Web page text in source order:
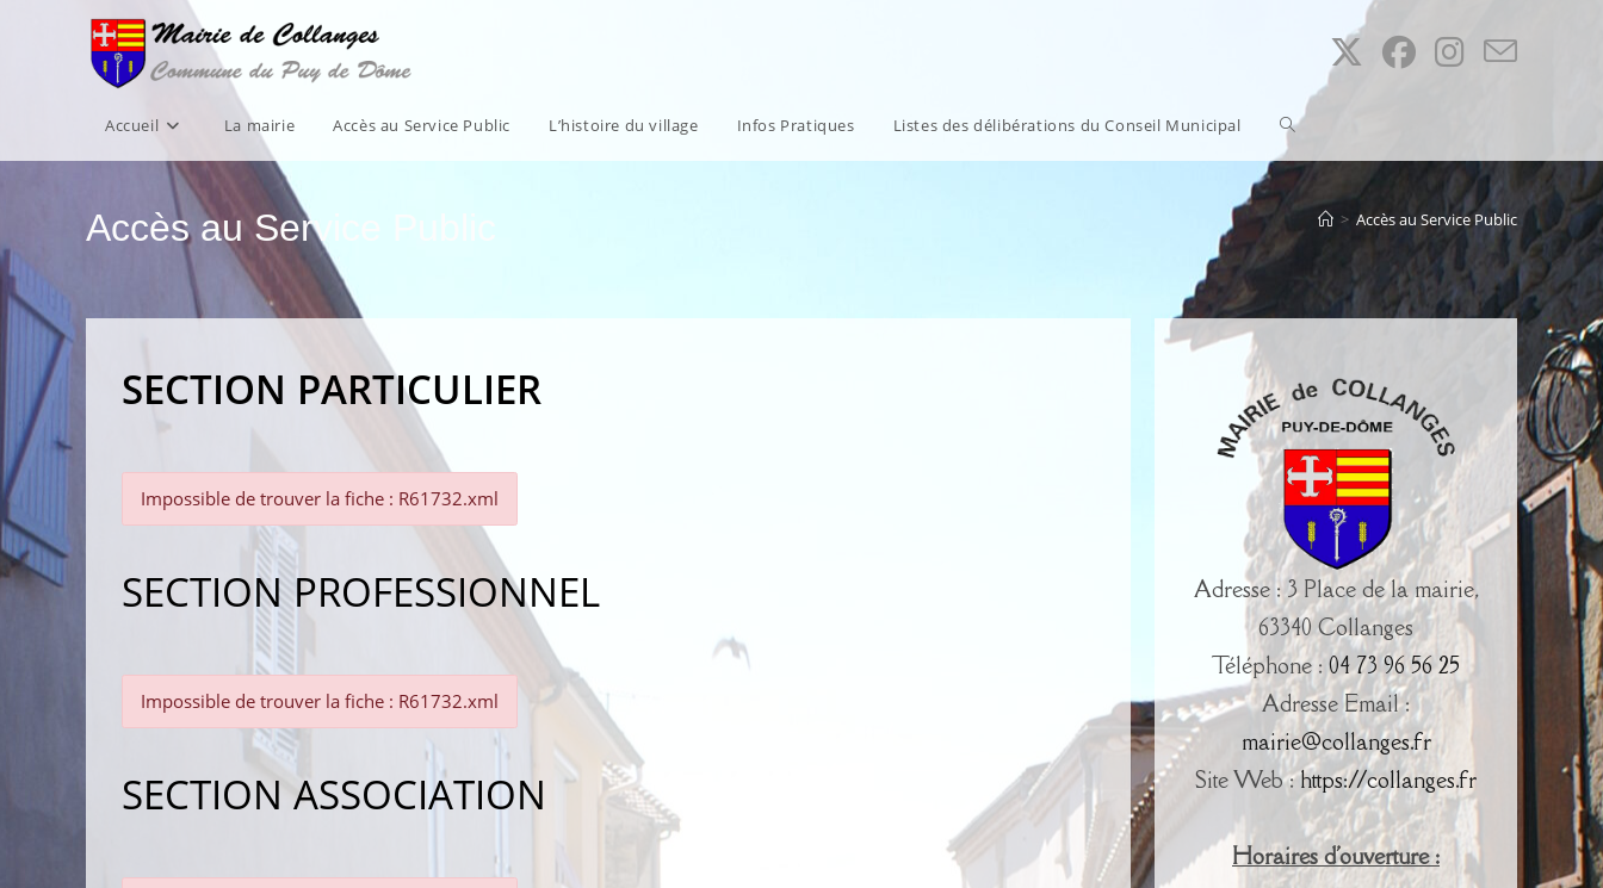
Accueil La mairie Accès au Service Public L’histoire du village Infos Pratiques Listes des délibérations du Conseil Municipal Toggle
website
Accès au Service Public > Accès au Service Public
SECTION PARTICULIER
Impossible de trouver la fiche : R61732.xml
SECTION PROFESSIONNEL
Impossible de trouver la fiche : R61732.xml
SECTION ASSOCIATION
Adresse : 3 Place de la mairie,
63340 Collanges
Téléphone :04 73 96 56 25
Adresse Email :
mairie@collanges.fr
Site Web :https://collanges.fr
Horaires d'ouverture :